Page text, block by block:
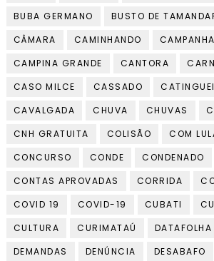
BUBA GERMANO
BUSTO DE
CÂMARA
CAMINHANDO
CAMPANHA
CAMPINA GRANDE
CANTORA
CASO MILCE
CASSADO
CAVALGADA
CHUVA CHUVAS
CNH GRATUITA
COLISÃO COM
CONCURSO
CONDE CONDENADO
CONTAS APROVADAS
CORRIDA
COVID 19
COVID-19 CUBATI
CULTURA
CURIMATAÚ DATAFOLHA
DEMANDAS
DENÚNCIA
DESABAFO